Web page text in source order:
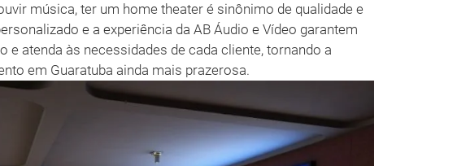
música, ter um home theater é sinônimo de qualidade e
e a experiência da AB Áudio e Vídeo garantem
e atenda às necessidades de cada cliente, tornando a
em Guaratuba ainda mais prazerosa.